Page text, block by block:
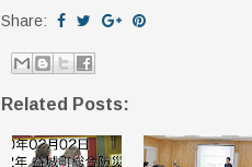
Share:
Related Posts: